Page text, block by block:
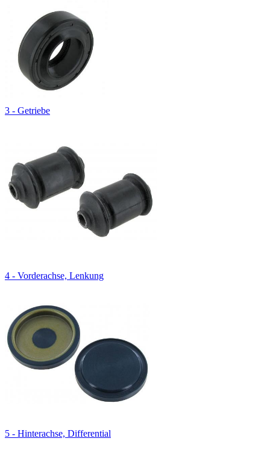
3 - Getriebe
4 - Vorderachse, Lenkung
5 - Hinterachse, Differential